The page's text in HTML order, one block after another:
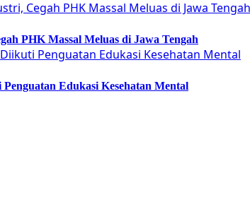
PHK Massal Meluas di Jawa Tengah
Edukasi Kesehatan Mental